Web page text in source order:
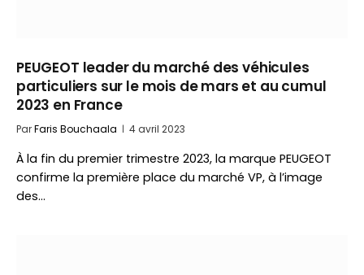
PEUGEOT leader du marché des véhicules
particuliers sur le mois de mars et au cumul
2023 en France
ParFaris Bouchaala 4 avril 2023
À la fin du premier trimestre 2023, la marque PEUGEOT
confirme la première place du marché VP, à l’image
des…